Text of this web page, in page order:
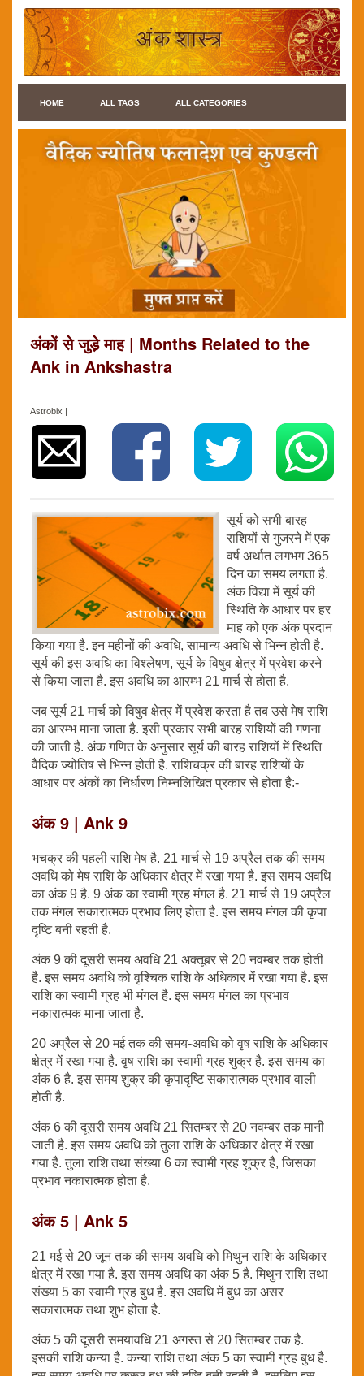
HOME ALL TAGS ALL CATEGORIES
अंकों से जुडे़ माह | Months Related to the
Ank in Ankshastra
Astrobix |
सूर्य को सभी बारह
राशियों से गुजरने में एक
वर्ष अर्थात लगभग 365
दिन का समय लगता है.
अंक विद्या में सूर्य की
स्थिति के आधार पर हर
माह को एक अंक प्रदान
किया गया है. इन महीनों की अवधि, सामान्य अवधि से भिन्न होती है.
सूर्य की इस अवधि का विश्लेषण, सूर्य के विषुव क्षेत्र में प्रवेश करने
से किया जाता है. इस अवधि का आरम्भ 21 मार्च से होता है.
जब सूर्य 21 मार्च को विषुव क्षेत्र में प्रवेश करता है तब उसे मेष राशि
का आरम्भ माना जाता है. इसी प्रकार सभी बारह राशियों की गणना
की जाती है. अंक गणित के अनुसार सूर्य की बारह राशियों में स्थिति
वैदिक ज्योतिष से भिन्न होती है. राशिचक्र की बारह राशियों के
आधार पर अंकों का निर्धारण निम्नलिखित प्रकार से होता है:-
अंक 9 | Ank 9
भचक्र की पहली राशि मेष है. 21 मार्च से 19 अप्रैल तक की समय
अवधि को मेष राशि के अधिकार क्षेत्र में रखा गया है. इस समय अवधि
का अंक 9 है. 9 अंक का स्वामी ग्रह मंगल है. 21 मार्च से 19 अप्रैल
तक मंगल सकारात्मक प्रभाव लिए होता है. इस समय मंगल की कृपा
दृष्टि बनी रहती है.
अंक 9 की दूसरी समय अवधि 21 अक्तूबर से 20 नवम्बर तक होती
है. इस समय अवधि को वृश्चिक राशि के अधिकार में रखा गया है. इस
राशि का स्वामी ग्रह भी मंगल है. इस समय मंगल का प्रभाव
नकारात्मक माना जाता है.
20 अप्रैल से 20 मई तक की समय-अवधि को वृष राशि के अधिकार
क्षेत्र में रखा गया है. वृष राशि का स्वामी ग्रह शुक्र है. इस समय का
अंक 6 है. इस समय शुक्र की कृपादृष्टि सकारात्मक प्रभाव वाली
होती है.
अंक 6 की दूसरी समय अवधि 21 सितम्बर से 20 नवम्बर तक मानी
जाती है. इस समय अवधि को तुला राशि के अधिकार क्षेत्र में रखा
गया है. तुला राशि तथा संख्या 6 का स्वामी ग्रह शुक्र है, जिसका
प्रभाव नकारात्मक होता है.
अंक 5 | Ank 5
21 मई से 20 जून तक की समय अवधि को मिथुन राशि के अधिकार
क्षेत्र में रखा गया है. इस समय अवधि का अंक 5 है. मिथुन राशि तथा
संख्या 5 का स्वामी ग्रह बुध है. इस अवधि में बुध का असर
सकारात्मक तथा शुभ होता है.
अंक 5 की दूसरी समयावधि 21 अगस्त से 20 सितम्बर तक है.
इसकी राशि कन्या है. कन्या राशि तथा अंक 5 का स्वामी ग्रह बुध है.